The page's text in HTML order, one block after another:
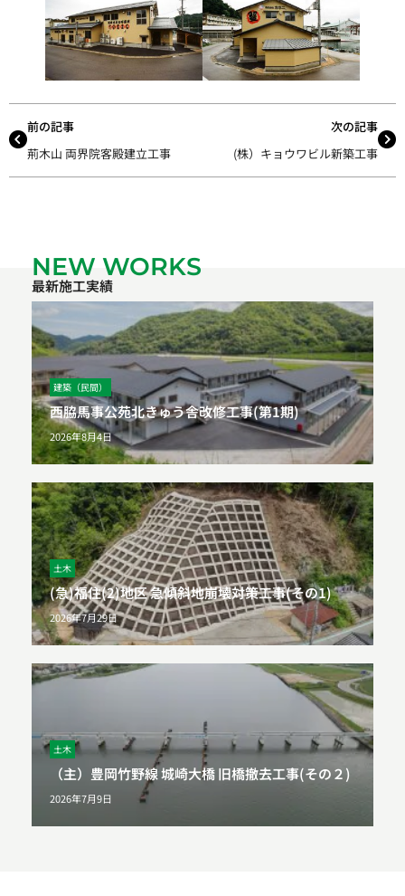
前の記事
荊木山 両界院客殿建立工事
次の記事
(株）キョウワビル新築工事
NEW WORKS
最新施工実績
建築（民間）
西脇馬事公苑北きゅう舎改修工事(第1期)
2026年8月4日
土木
(急)福住(2)地区 急傾斜地崩壊対策工事(その1)
2026年7月29日
土木
（主）豊岡竹野線 城崎大橋 旧橋撤去工事(その２)
2026年7月9日